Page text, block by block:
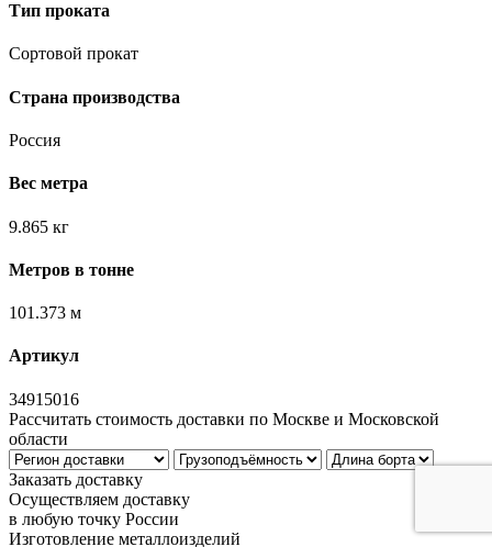
Тип проката
Сортовой прокат
Страна производства
Россия
Вес метра
9.865 кг
Метров в тонне
101.373 м
Артикул
34915016
Рассчитать стоимость доставки по Москве и Московской
области
Заказать доставку
Осуществляем доставку
в любую точку России
Изготовление металлоизделий